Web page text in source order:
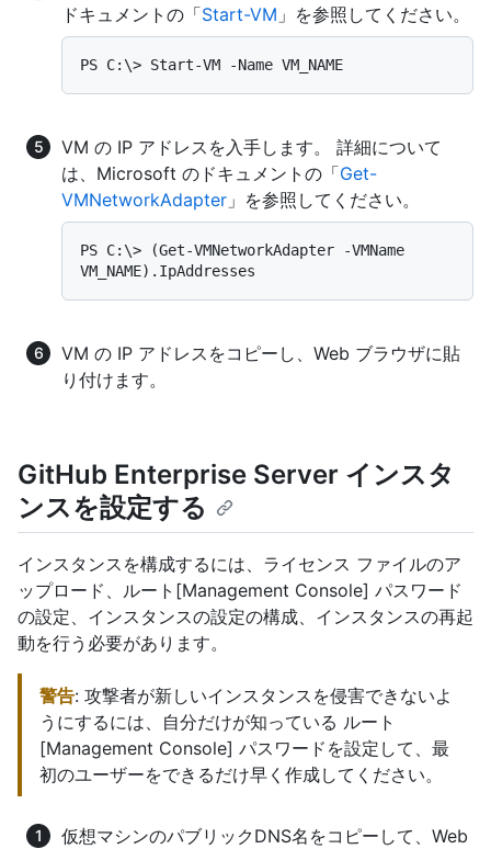
ドキュメントの「Start-VM 」を参照してください。
VM の IP アドレスを入手します。 詳細について
は、Microsoft のドキュメントの「Get-
VMNetworkAdapter 」を参照してください。
PS C:\> (Get-VMNetworkAdapter -VMName
VM の IP アドレスをコピーし、Web ブラウザに貼
り付けます。
GitHub Enterprise Server インスタ
ンスを設定する
インスタンスを構成するには、ライセンス ファイルのア
ップロード、ルート[Management Console] パスワード
の設定、インスタンスの設定の構成、インスタンスの再起
動を行う必要があります。
警告: 攻撃者が新しいインスタンスを侵害できないよ
うにするには、自分だけが知っている ルート
[Management Console] パスワードを設定して、最
初のユーザーをできるだけ早く作成してください。
仮想マシンのパブリックDNS名をコピーして、Web